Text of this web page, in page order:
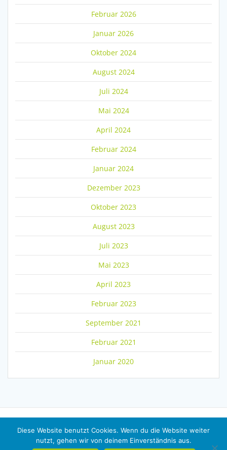
Februar 2026
Januar 2026
Oktober 2024
August 2024
Juli 2024
Mai 2024
April 2024
Februar 2024
Januar 2024
Dezember 2023
Oktober 2023
August 2023
Juli 2023
Mai 2023
April 2023
Februar 2023
September 2021
Februar 2021
Januar 2020
© 2026 PSV.Impressum|Datenschutz
Diese Website benutzt Cookies. Wenn du die Website weiter
nutzt, gehen wir von deinem Einverständnis aus.